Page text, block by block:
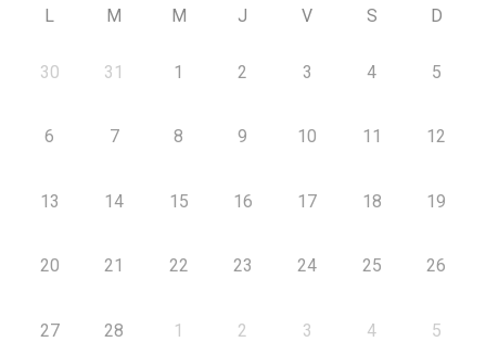
L M M J V S D
30 31 1 2 3 4 5
6 7 8 9 10 11 12
13 14 15 16 17 18 19
20 21 22 23 24 25 26
27 28 1 2 3 4 5